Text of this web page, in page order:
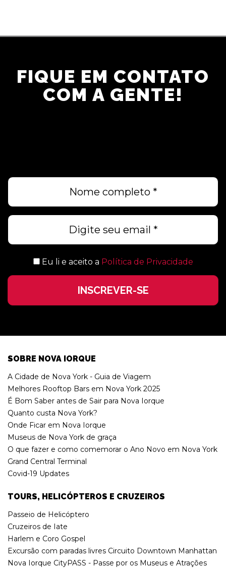
FIQUE EM CONTATO
COM A GENTE!
Eu li e aceito a Política de Privacidade
SOBRE NOVA IORQUE
A Cidade de Nova York - Guia de Viagem
Melhores Rooftop Bars em Nova York 2025
É Bom Saber antes de Sair para Nova Iorque
Quanto custa Nova York?
Onde Ficar em Nova Iorque
Museus de Nova York de graça
O que fazer e como comemorar o Ano Novo em Nova York
Grand Central Terminal
Covid-19 Updates
TOURS, HELICÓPTEROS E CRUZEIROS
Passeio de Helicóptero
Cruzeiros de Iate
Harlem e Coro Gospel
Excursão com paradas livres Circuito Downtown Manhattan
Nova Iorque CityPASS - Passe por os Museus e Atrações